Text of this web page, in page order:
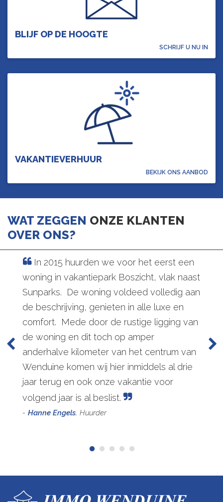
BLIJF OP DE HOOGTE
SCHRIJF U NU IN
VAKANTIEVERHUUR
BEKIJK ONS AANBOD
WAT ZEGGEN ONZE KLANTEN
OVER ONS?
In 2015 huurden we voor het eerst een
woning in vakantiepark Boszicht, vlak naast
Sunparks. De woning voldeed volledig aan
de beschrijving, genieten in alle luxe en
comfort. Mede door de rustige ligging van
de woning en dit toch op amper
anderhalve kilometer van het centrum van
Wenduine komen wij hier inmiddels al drie
jaar terug en ook onze vakantie voor
volgend jaar is al beslist.
Hanne Engels Huurder